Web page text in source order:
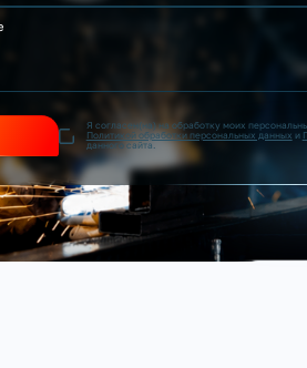
Я согласен(на) на обработку моих
Политикой обработки персональных данных и
данного сайта.